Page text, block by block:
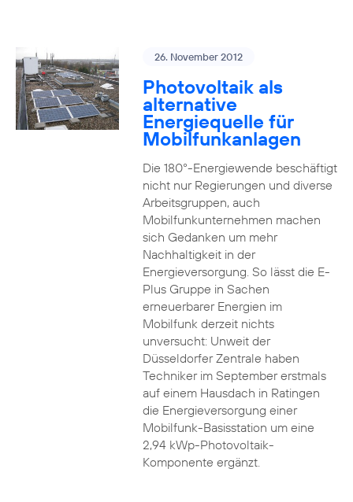
26. November 2012
Photovoltaik als
alternative
Energiequelle für
Mobilfunkanlagen
Die 180°-Energiewende beschäftigt
nicht nur Regierungen und diverse
Arbeitsgruppen, auch
Mobilfunkunternehmen machen
sich Gedanken um mehr
Nachhaltigkeit in der
Energieversorgung. So lässt die E-
Plus Gruppe in Sachen
erneuerbarer Energien im
Mobilfunk derzeit nichts
unversucht: Unweit der
Düsseldorfer Zentrale haben
Techniker im September erstmals
auf einem Hausdach in Ratingen
die Energieversorgung einer
Mobilfunk-Basisstation um eine
2,94 kWp-Photovoltaik-
Komponente ergänzt.